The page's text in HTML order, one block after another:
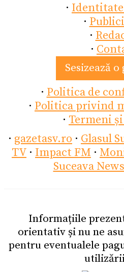
·
·
·
·
Sesizează
· Politica de
· Politica privind
· Termeni
· gazetasv.ro · Glasul
TV · Impact FM ·
Suceava News
Informațiile
orientativ și nu ne
pentru eventualele